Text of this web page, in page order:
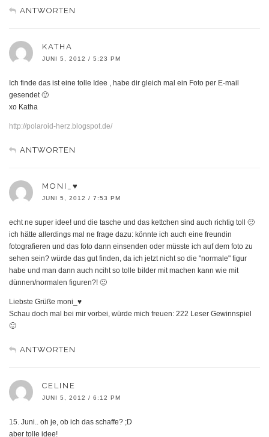
ANTWORTEN
KATHA
JUNI 5, 2012 / 5:23 PM
Ich finde das ist eine tolle Idee , habe dir gleich mal ein Foto per E-mail
gesendet 🙂
xo Katha
http://polaroid-herz.blogspot.de/
ANTWORTEN
MONI_♥
JUNI 5, 2012 / 7:53 PM
echt ne super idee! und die tasche und das kettchen sind auch richtig toll 🙂
ich hätte allerdings mal ne frage dazu: könnte ich auch eine freundin
fotografieren und das foto dann einsenden oder müsste ich auf dem foto zu
sehen sein? würde das gut finden, da ich jetzt nicht so die "normale" figur
habe und man dann auch nciht so tolle bilder mit machen kann wie mit
dünnen/normalen figuren?! 🙂
Liebste Grüße moni_♥
Schau doch mal bei mir vorbei, würde mich freuen: 222 Leser Gewinnspiel
🙂
ANTWORTEN
CELINE
JUNI 5, 2012 / 6:12 PM
15. Juni.. oh je, ob ich das schaffe? ;D
aber tolle idee!